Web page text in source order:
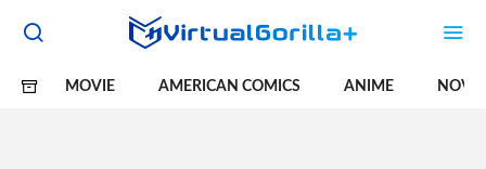
MOVIE AMERICAN COMICS ANIME